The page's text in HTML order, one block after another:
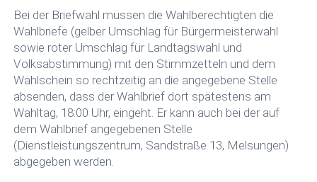
Bei der Briefwahl müssen die Wahlberechtigten die
Wahlbriefe (gelber Umschlag für Bürgermeisterwahl
sowie roter Umschlag für Landtagswahl und
Volksabstimmung) mit den Stimmzetteln und dem
Wahlschein so rechtzeitig an die angegebene Stelle
absenden, dass der Wahlbrief dort spätestens am
Wahltag, 18:00 Uhr, eingeht. Er kann auch bei der auf
dem Wahlbrief angegebenen Stelle
(Dienstleistungszentrum, Sandstraße 13, Melsungen)
abgegeben werden.